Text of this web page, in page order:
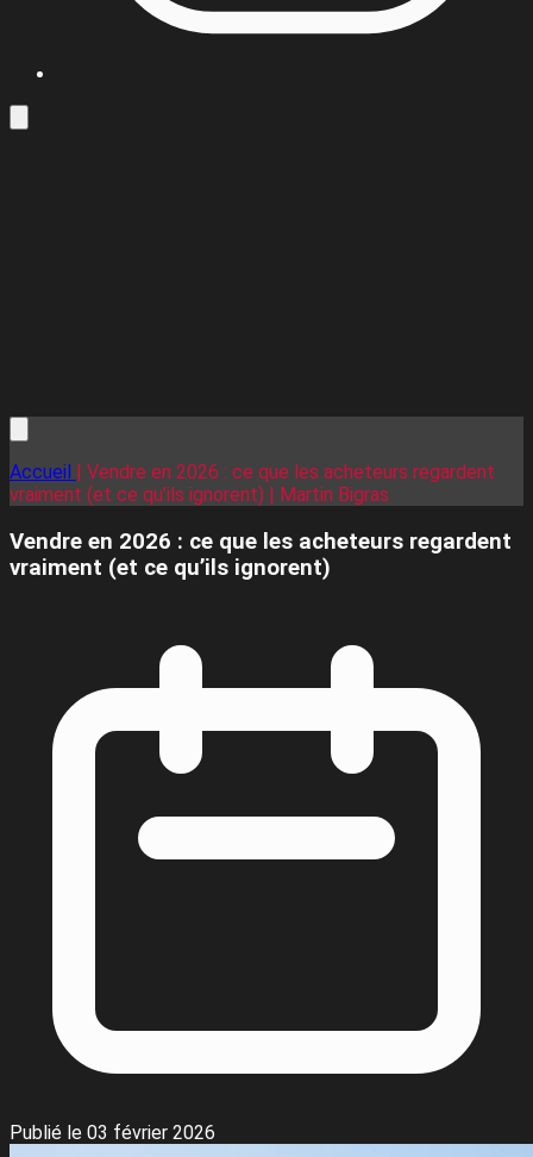
Accueil | Vendre en 2026 : ce que les acheteurs regardent
vraiment (et ce qu’ils ignorent) | Martin Bigras
Vendre en 2026 : ce que les acheteurs regardent
vraiment (et ce qu’ils ignorent)
Publié le 03 février 2026